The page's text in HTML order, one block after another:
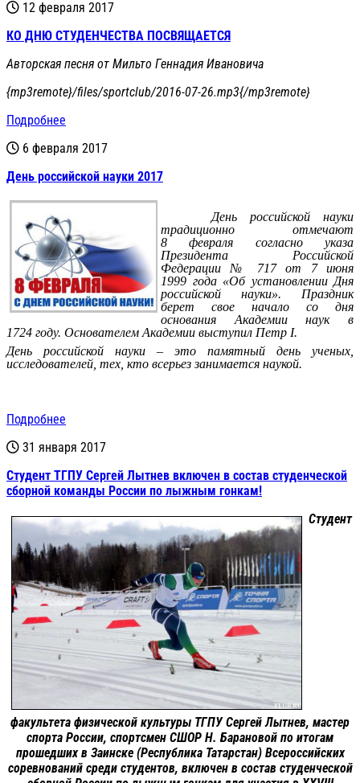
12 февраля 2017
КО ДНЮ СТУДЕНЧЕСТВА ПОСВЯЩАЕТСЯ
Авторская песня от Мильто Геннадия Ивановича
{mp3remote}/files/sportclub/2016-07-26.mp3{/mp3remote}
Подробнее
6 февраля 2017
День российской науки 2017
День российской науки
традиционно отмечают
8 февраля согласно указа
Президента Российской
Федерации № 717 от 7 июня
1999 года «Об установлении Дня
российской науки». Праздник
берет свое начало со дня
основания Академии наук в
1724 году. Основателем Академии выступил Петр I.
День российской науки – это памятный день ученых,
исследователей, тех, кто всерьез занимается наукой.
Подробнее
31 января 2017
Студент ТГПУ Сергей Лытнев включен в состав студенческой
сборной команды России по лыжным гонкам!
Студент
факультета физической культуры ТГПУ Сергей Лытнев, мастер
спорта России, спортсмен СШОР Н. Барановой по итогам
прошедших в Заинске (Республика Татарстан) Всероссийских
соревнований среди студентов, включен в состав студенческой